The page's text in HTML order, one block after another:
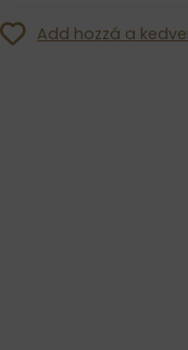
Add hozzá a